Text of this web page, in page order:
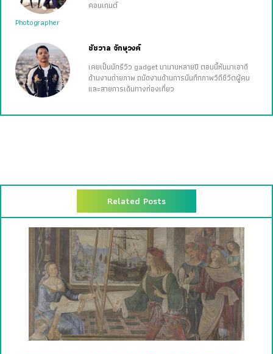
คอนเทนต์
Photographer
ชัชวาล จักษุวงค์
เคยเป็นนักรีวิว gadget มานานหลายปี ตอนนี้หันมาเอาดี
ด้านงานถ่ายภาพ ถนัดงานด้านการบันทึกภาพวิถีชีวิตผู้คน
และสายการเดินทางท่องเที่ยว
Related Posts